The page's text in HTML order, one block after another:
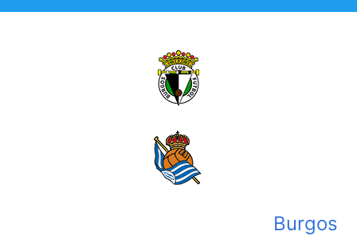
Burgos